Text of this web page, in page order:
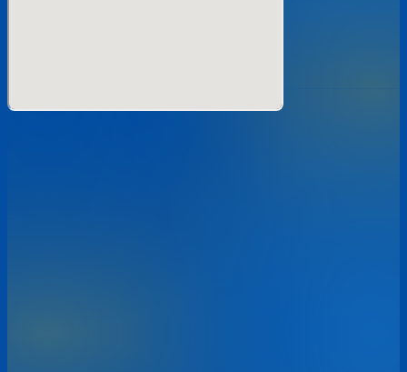
●会場側が要請するルールやマナーを遵守できない場合はご
退場いただく場合もございます。